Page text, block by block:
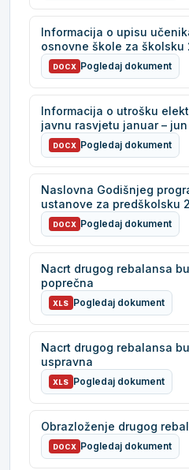
Informacija o upisu
osnovne škole za školsku
DOCX Pogledaj dokument
Informacija o utrošku
javnu rasvjetu januar –
DOCX Pogledaj dokument
Naslovna Godišnjeg
ustanove za predškolsku
DOCX Pogledaj dokument
Nacrt drugog rebalansa
poprečna
XLS Pogledaj dokument
Nacrt drugog rebalansa
uspravna
XLS Pogledaj dokument
Obrazloženje drugog
DOCX Pogledaj dokument